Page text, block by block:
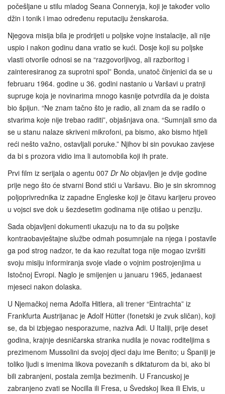
počešljane u stilu mladog Seana Conneryja, koji je također volio
džin i tonik i imao određenu reputaciju ženskaroša.
Njegova misija bila je prodrijeti u poljske vojne instalacije, ali nije
uspio i nakon godinu dana vratio se kući. Dosje koji su poljske
vlasti otvorile odnosi se na “razgovorljivog, ali razboritog i
zainteresiranog za suprotni spol” Bonda, unatoč činjenici da se u
februaru 1964. godine u 36. godini nastanio u Varšavi u pratnji
supruge koja je novinarima mnogo kasnije potvrdila da je doista
bio špijun. “Ne znam tačno što je radio, ali znam da se radilo o
stvarima koje nije trebao raditi”, objašnjava ona. “Sumnjali smo da
se u stanu nalaze skriveni mikrofoni, pa bismo, ako bismo htjeli
reći nešto važno, ostavljali poruke.” Njihov bi sin povukao zavjese
da bi s prozora vidio ima li automobila koji ih prate.
Prvi film iz serijala o agentu 007 Dr No objavljen je dvije godine
prije nego što će stvarni Bond stići u Varšavu. Bio je sin skromnog
poljoprivrednika iz zapadne Engleske koji je čitavu karijeru proveo
u vojsci sve dok u šezdesetim godinama nije otišao u penziju.
Sada objavljeni dokumenti ukazuju na to da su poljske
kontraobavještajne službe odmah posumnjale na njega i postavile
ga pod strog nadzor, te da kao rezultat toga nije mogao izvršiti
svoju misiju informiranja svoje vlade o vojnim postrojenjima u
Istočnoj Evropi. Naglo je smijenjen u januaru 1965, jedanaest
mjeseci nakon dolaska.
U Njemačkoj nema Adolfa Hitlera, ali trener “Eintrachta” iz
Frankfurta Austrijanac je Adolf Hütter (fonetski je zvuk sličan), koji
se, da bi izbjegao nesporazume, naziva Adi. U Italiji, prije deset
godina, krajnje desničarska stranka nudila je novac roditeljima s
prezimenom Mussolini da svojoj djeci daju ime Benito; u Španiji je
toliko ljudi s imenima likova povezanih s diktaturom da bi, ako bi
bili zabranjeni, postala zemlja bezimenih. U Francuskoj je
zabranjeno zvati se Nocilla ili Fresa, u Švedskoj Ikea ili Elvis, u